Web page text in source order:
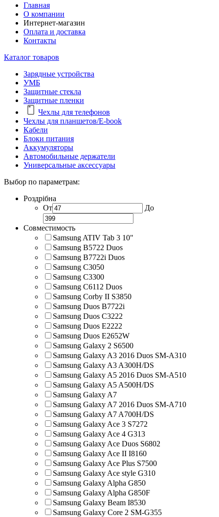
Главная
О компании
Интернет-магазин
Оплата и доставка
Контакты
Каталог товаров
Зарядные устройства
УМБ
Защитные стекла
Защитные пленки
Чехлы для телефонов
Чехлы для планшетов/E-book
Кабели
Блоки питания
Аккумуляторы
Автомобильные держатели
Универсальные аксессуары
Выбор по параметрам:
Роздрібна
От
До
Совместимость
Samsung ATIV Tab 3 10"
Samsung B5722 Duos
Samsung B7722i Duos
Samsung C3050
Samsung C3300
Samsung C6112 Duos
Samsung Corby II S3850
Samsung Duos B7722i
Samsung Duos C3222
Samsung Duos E2222
Samsung Duos E2652W
Samsung Galaxy 2 S6500
Samsung Galaxy A3 2016 Duos SM-A310
Samsung Galaxy A3 A300H/DS
Samsung Galaxy A5 2016 Duos SM-A510
Samsung Galaxy A5 A500H/DS
Samsung Galaxy A7
Samsung Galaxy A7 2016 Duos SM-A710
Samsung Galaxy A7 A700H/DS
Samsung Galaxy Ace 3 S7272
Samsung Galaxy Ace 4 G313
Samsung Galaxy Ace Duos S6802
Samsung Galaxy Ace II I8160
Samsung Galaxy Ace Plus S7500
Samsung Galaxy Ace style G310
Samsung Galaxy Alpha G850
Samsung Galaxy Alpha G850F
Samsung Galaxy Beam I8530
Samsung Galaxy Core 2 SM-G355